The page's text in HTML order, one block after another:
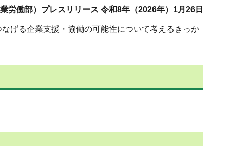
労働部）プレスリリース 令和8年（2026年）1月26日
げる企業支援・協働の可能性について考えるきっか